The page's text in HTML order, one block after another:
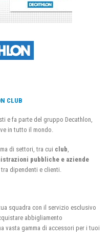
CLUB
e fa parte del gruppo Decathlon,
in tutto il mondo.
di settori, tra cui club
pubbliche e aziende
dipendenti e clienti.
squadra con il servizio esclusivo
abbigliamento
vasta gamma di accessori per i tuoi